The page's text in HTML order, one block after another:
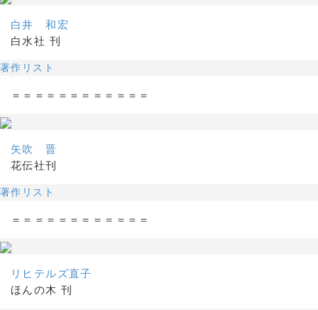
白井 和宏
白水社 刊
著作リスト
＝＝＝＝＝＝＝＝＝＝＝＝
矢吹 晋
花伝社刊
著作リスト
＝＝＝＝＝＝＝＝＝＝＝＝
リヒテルズ直子
ほんの木 刊